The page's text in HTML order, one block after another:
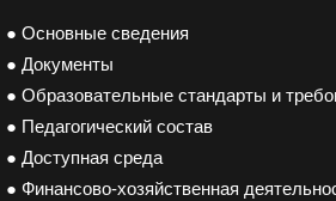
● Основные сведения
● Документы
● Образовательные стандарты и
● Педагогический состав
● Доступная среда
● Финансово-хозяйственная